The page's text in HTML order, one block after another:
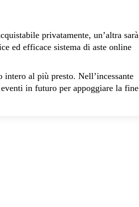
privatamente, un’altra sarà
ed efficace sistema di aste online
al più presto. Nell’incessante
in futuro per appoggiare la fine